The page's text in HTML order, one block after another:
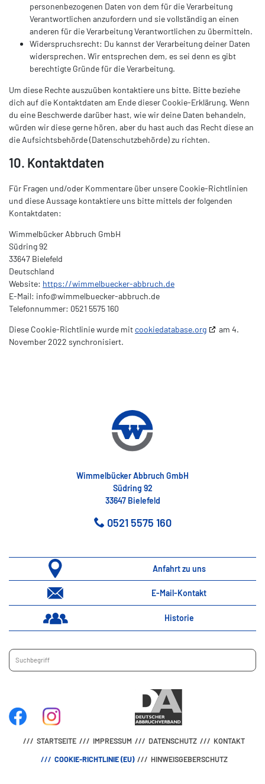
personenbezogenen Daten von dem für die Verarbeitung
Verantwortlichen anzufordern und sie vollständig an einen
anderen für die Verarbeitung Verantwortlichen zu übermitteln.
Widerspruchsrecht: Du kannst der Verarbeitung deiner Daten
widersprechen. Wir entsprechen dem, es sei denn es gibt
berechtigte Gründe für die Verarbeitung.
Um diese Rechte auszuüben kontaktiere uns bitte. Bitte beziehe
dich auf die Kontaktdaten am Ende dieser Cookie-Erklärung. Wenn
du eine Beschwerde darüber hast, wie wir deine Daten behandeln,
würden wir diese gerne hören, aber du hast auch das Recht diese an
die Aufsichtsbehörde (Datenschutzbehörde) zu richten.
10. Kontaktdaten
Für Fragen und/oder Kommentare über unsere Cookie-Richtlinien
und diese Aussage kontaktiere uns bitte mittels der folgenden
Kontaktdaten:
Wimmelbücker Abbruch GmbH
Südring 92
33647 Bielefeld
Deutschland
Website: https://wimmelbuecker-abbruch.de
E-Mail: info@wimmelbuecker-abbruch.de
Telefonnummer: 0521 5575 160
Diese Cookie-Richtlinie wurde mitcookiedatabase.org
am 4.
November 2022 synchronisiert.
Wimmelbücker Abbruch GmbH
Südring 92
33647 Bielefeld
0521 5575 160
Anfahrt zu uns
E-Mail-Kontakt
Historie
STARTSEITE IMPRESSUM DATENSCHUTZ
KONTAKT
COOKIE-RICHTLINIE (EU)
HINWEISGEBERSCHUTZ